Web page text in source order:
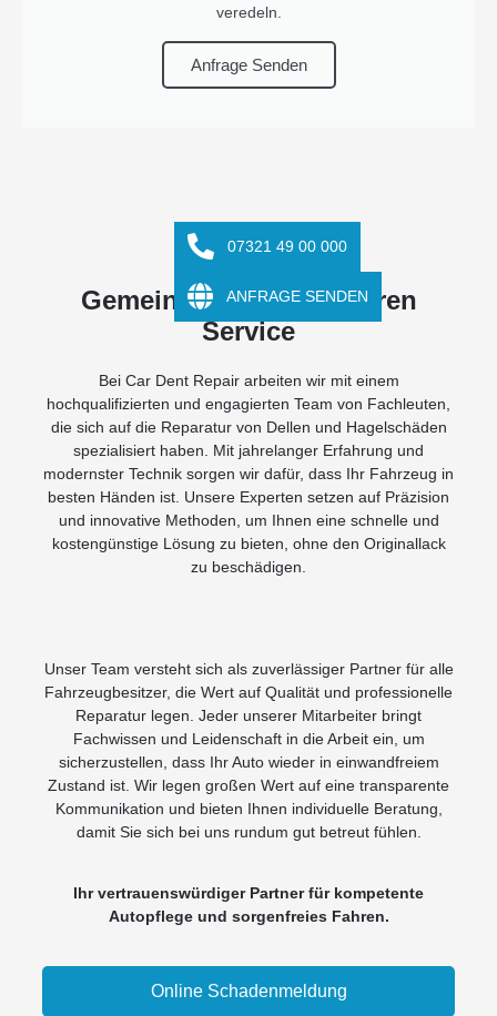
veredeln.
Anfrage Senden
Unser Team
Gemeinsam stark für Ihren
Service
Bei Car Dent Repair arbeiten wir mit einem
hochqualifizierten und engagierten Team von Fachleuten,
die sich auf die Reparatur von Dellen und Hagelschäden
spezialisiert haben. Mit jahrelanger Erfahrung und
modernster Technik sorgen wir dafür, dass Ihr Fahrzeug in
besten Händen ist. Unsere Experten setzen auf Präzision
und innovative Methoden, um Ihnen eine schnelle und
kostengünstige Lösung zu bieten, ohne den Originallack
zu beschädigen.
Unser Team versteht sich als zuverlässiger Partner für alle
Fahrzeugbesitzer, die Wert auf Qualität und professionelle
Reparatur legen. Jeder unserer Mitarbeiter bringt
Fachwissen und Leidenschaft in die Arbeit ein, um
sicherzustellen, dass Ihr Auto wieder in einwandfreiem
Zustand ist. Wir legen großen Wert auf eine transparente
Kommunikation und bieten Ihnen individuelle Beratung,
damit Sie sich bei uns rundum gut betreut fühlen.
Ihr vertrauenswürdiger Partner für kompetente
Autopflege und sorgenfreies Fahren.
Online Schadenmeldung
07321 49 00 000
ANFRAGE SENDEN